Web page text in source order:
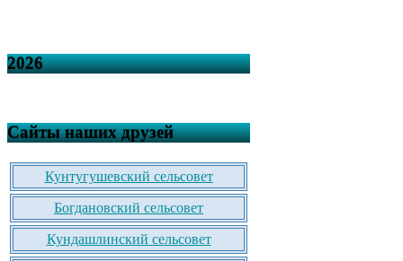
2026
Сайты наших друзей
Кунтугушевский сельсовет
Богдановский сельсовет
Кундашлинский сельсовет